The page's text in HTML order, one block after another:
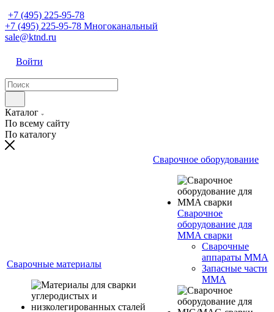
+7 (495) 225-95-78
+7 (495) 225-95-78 Многоканальный
sale@ktnd.ru
Войти
Каталог
По всему сайту
По каталогу
Сварочные материалы
Сварочное оборудование
Сварочное
оборудование для
MMA сварки
Сварочные
аппараты MMA
Запасные части
MMA